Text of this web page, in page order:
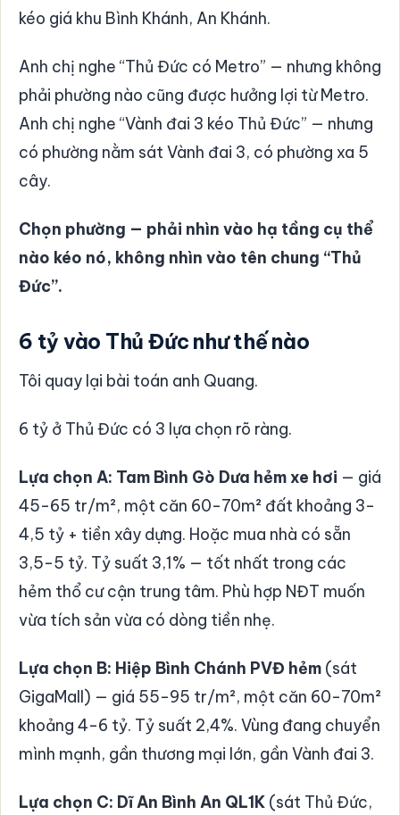
kéo giá khu Bình Khánh, An Khánh.
Anh chị nghe “Thủ Đức có Metro” — nhưng không
phải phường nào cũng được hưởng lợi từ Metro.
Anh chị nghe “Vành đai 3 kéo Thủ Đức” — nhưng
có phường nằm sát Vành đai 3, có phường xa 5
cây.
Chọn phường — phải nhìn vào hạ tầng cụ thể
nào kéo nó, không nhìn vào tên chung “Thủ
Đức”.
6 tỷ vào Thủ Đức như thế nào
Tôi quay lại bài toán anh Quang.
6 tỷ ở Thủ Đức có 3 lựa chọn rõ ràng.
Lựa chọn A: Tam Bình Gò Dưa hẻm xe hơi — giá
45-65 tr/m², một căn 60-70m² đất khoảng 3-
4,5 tỷ + tiền xây dựng. Hoặc mua nhà có sẵn
3,5-5 tỷ. Tỷ suất 3,1% — tốt nhất trong các
hẻm thổ cư cận trung tâm. Phù hợp NĐT muốn
vừa tích sản vừa có dòng tiền nhẹ.
Lựa chọn B: Hiệp Bình Chánh PVĐ hẻm (sát
GigaMall) — giá 55-95 tr/m², một căn 60-70m²
khoảng 4-6 tỷ. Tỷ suất 2,4%. Vùng đang chuyển
mình mạnh, gần thương mại lớn, gần Vành đai 3.
Lựa chọn C: Dĩ An Bình An QL1K (sát Thủ Đức,